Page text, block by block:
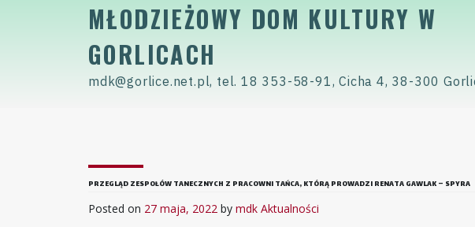
MŁODZIEŻOWY DOM KULTURY W
GORLICACH
mdk@gorlice.net.pl, tel. 18 353-58-91, Cicha 4, 38-300
PRZEGLĄD ZESPOŁÓW TANECZNYCH Z PRACOWNI TAŃCA, KTÓRĄ PROWADZI RENATA GAWLAK – SPYRA
Posted on 27 maja, 2022 by mdk Aktualności